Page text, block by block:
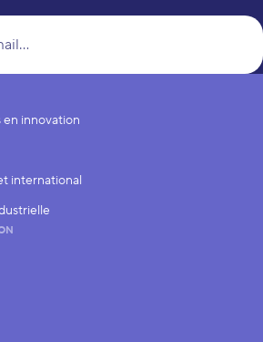
en innovation
international